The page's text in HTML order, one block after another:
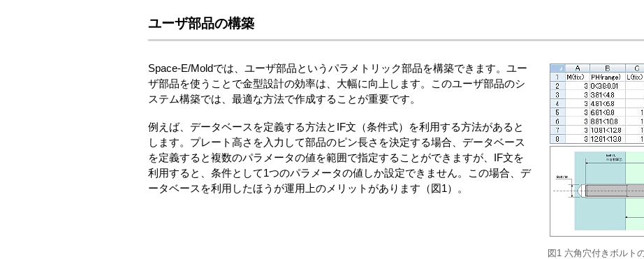
ユーザ部品の構築
図1 六角穴付きボルト
Space-E/Moldでは、ユーザ部品というパラメトリック部品を構築できます。ユー
ザ部品を使うことで金型設計の効率は、大幅に向上します。このユーザ部品のシ
ステム構築では、最適な方法で作成することが重要です。
例えば、データベースを定義する方法とIF文（条件式）を利用する方法があると
します。プレート高さを入力して部品のピン長さを決定する場合、データベース
を定義すると複数のパラメータの値を範囲で指定することができますが、IF文を
利用すると、条件として1つのパラメータの値しか設定できません。この場合、デ
ータベースを利用したほうが運用上のメリットがあります（図1）。